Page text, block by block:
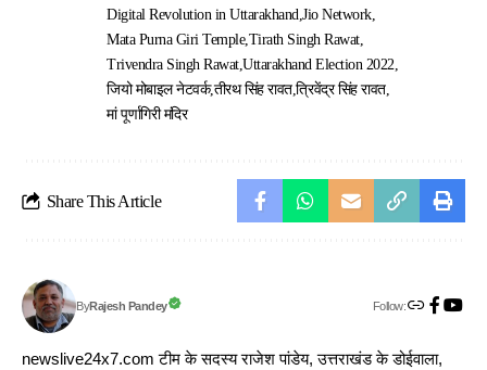
Digital Revolution in Uttarakhand Jio Network
Mata Purna Giri Temple Tirath Singh Rawat
Trivendra Singh Rawat Uttarakhand Election 2022
जियो मोबाइल नेटवर्क तीरथ सिंह रावत त्रिवेंद्र सिंह रावत
मां पूर्णागिरी मंदिर
Share This Article
ByRajesh Pandey Follow:
newslive24x7.com टीम के सदस्य राजेश पांडेय, उत्तराखंड के डोईवाला,